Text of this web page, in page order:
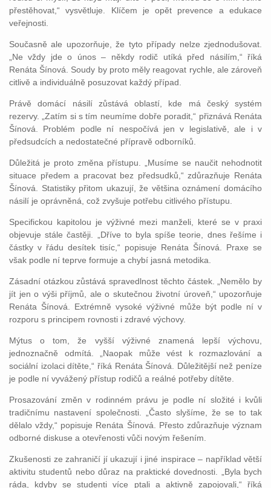
přestěhovat,“ vysvětluje. Klíčem je opět prevence a edukace
veřejnosti.
Současně ale upozorňuje, že tyto případy nelze zjednodušovat.
„Ne vždy jde o únos – někdy rodič utíká před násilím,“ říká
Renáta Šínová. Soudy by proto měly reagovat rychle, ale zároveň
citlivě a individuálně posuzovat každý případ.
Právě domácí násilí zůstává oblastí, kde má český systém
rezervy. „Zatím si s tím neumíme dobře poradit,“ přiznává Renáta
Šínová. Problém podle ní nespočívá jen v legislativě, ale i v
předsudcích a nedostatečné přípravě odborníků.
Důležitá je proto změna přístupu. „Musíme se naučit nehodnotit
situace předem a pracovat bez předsudků,“ zdůrazňuje Renáta
Šínová. Statistiky přitom ukazují, že většina oznámení domácího
násilí je oprávněná, což zvyšuje potřebu citlivého přístupu.
Specifickou kapitolou je výživné mezi manželi, které se v praxi
objevuje stále častěji. „Dříve to byla spíše teorie, dnes řešíme i
částky v řádu desítek tisíc,“ popisuje Renáta Šínová. Praxe se
však podle ní teprve formuje a chybí jasná metodika.
Zásadní otázkou zůstává spravedlnost těchto částek. „Nemělo by
jít jen o výši příjmů, ale o skutečnou životní úroveň,“ upozorňuje
Renáta Šínová. Extrémně vysoké výživné může být podle ní v
rozporu s principem rovnosti i zdravé výchovy.
Mýtus o tom, že vyšší výživné znamená lepší výchovu,
jednoznačně odmítá. „Naopak může vést k rozmazlování a
sociální izolaci dítěte,“ říká Renáta Šínová. Důležitější než peníze
je podle ní vyvážený přístup rodičů a reálné potřeby dítěte.
Prosazování změn v rodinném právu je podle ní složité i kvůli
tradičnímu nastavení společnosti. „Často slyšíme, že se to tak
dělalo vždy,“ popisuje Renáta Šínová. Přesto zdůrazňuje význam
odborné diskuse a otevřenosti vůči novým řešením.
Zkušenosti ze zahraničí jí ukazují i jiné inspirace – například větší
aktivitu studentů nebo důraz na praktické dovednosti. „Byla bych
ráda, kdyby se studenti více ptali a aktivně zapojovali,“ říká